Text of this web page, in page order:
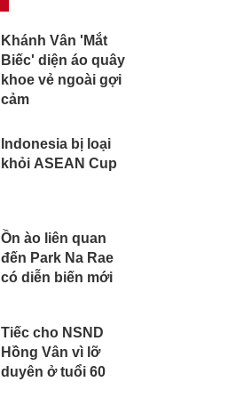
Khánh Vân 'Mắt
Biếc' diện áo quây
khoe vẻ ngoài gợi
cảm
Indonesia bị loại
khỏi ASEAN Cup
Ồn ào liên quan
đến Park Na Rae
có diễn biến mới
Tiếc cho NSND
Hồng Vân vì lỡ
duyên ở tuổi 60